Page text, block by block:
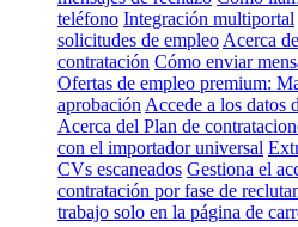
teléfono Integración multiportal
solicitudes de empleo Acerca
contratación Cómo enviar
Ofertas de empleo premium:
aprobación Accede a los datos
Acerca del Plan de
con el importador universal
CVs escaneados Gestiona el
contratación por fase de
trabajo solo en la página de